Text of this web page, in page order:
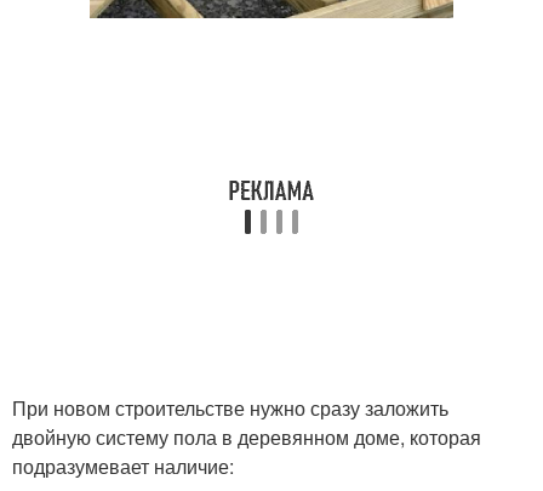
При новом строительстве нужно сразу заложить
двойную систему пола в деревянном доме, которая
подразумевает наличие: